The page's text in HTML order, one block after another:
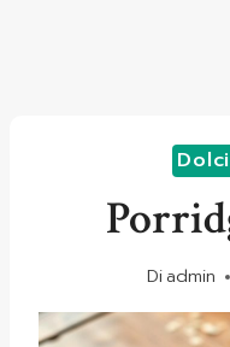
Diadmin